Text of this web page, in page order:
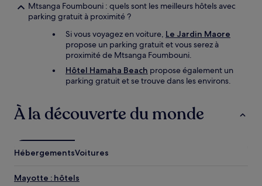
Mtsanga Foumbouni : quels sont les meilleurs hôtels avec
parking gratuit à proximité ?
Si vous voyagez en voiture, Le Jardin Maore
propose un parking gratuit et vous serez à
proximité de Mtsanga Foumbouni.
Hôtel Hamaha Beach propose également un
parking gratuit et se trouve dans les environs.
À la découverte du monde
HébergementsVoitures
Mayotte : hôtels